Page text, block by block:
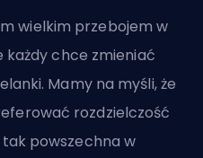
wielkim przebojem w
każdy chce zmieniać
Mamy na myśli, że
rozdzielczość
powszechna w